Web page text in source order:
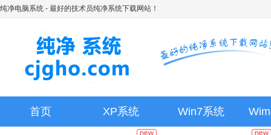
纯净电脑系统 - 最好的技术员纯净系统下载网站！
首页 XP系统 Win7系统